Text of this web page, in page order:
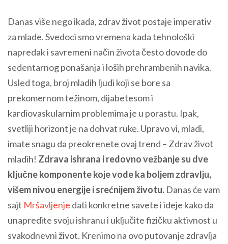
Danas više nego ikada, zdrav život postaje imperativ
za mlade. Svedoci smo vremena kada tehnološki
napredak i savremeni način života često dovode do
sedentarnog ponašanja i loših prehrambenih navika.
Usled toga, broj mladih ljudi koji se bore sa
prekomernom težinom, dijabetesom i
kardiovaskularnim problemima je u porastu. Ipak,
svetliji horizont je na dohvat ruke. Upravo vi, mladi,
imate snagu da preokrenete ovaj trend – Zdrav život
mladih! Zdrava ishrana i redovno vežbanje su dve
ključne komponente koje vode ka boljem zdravlju,
višem nivou energije i srećnijem životu. Danas će vam
sajt Mršavljenje dati konkretne savete i ideje kako da
unapredite svoju ishranu i uključite fizičku aktivnost u
svakodnevni život. Krenimo na ovo putovanje zdravlja